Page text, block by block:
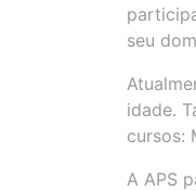
seu
idade.
cursos:
A APS